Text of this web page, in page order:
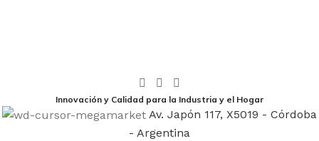
Innovación y Calidad para la Industria y el Hogar
Av. Japón 117, X5019 - Córdoba
- Argentina